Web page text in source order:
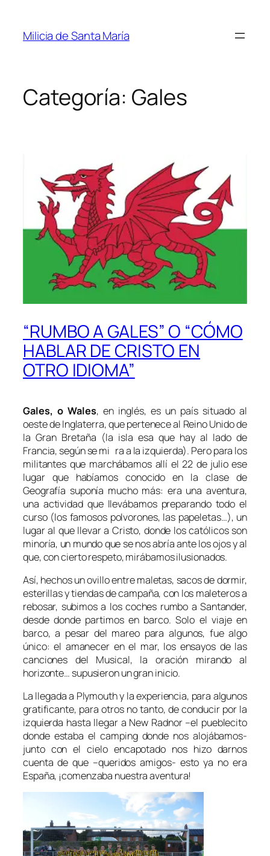
contenido
Milicia de Santa María
Categoría: Gales
“RUMBO A GALES” O “CÓMO
HABLAR DE CRISTO EN
OTRO IDIOMA”
Gales, o Wales, en inglés, es un país situado al
oeste de Inglaterra, que pertenece al Reino Unido de
la Gran Bretaña (la isla esa que hay al lado de
Francia, según se mi ra a la izquierda). Pero para los
militantes que marchábamos allí el 22 de julio ese
lugar que habíamos conocido en la clase de
Geografía suponía mucho más: era una aventura,
una actividad que llevábamos preparando todo el
curso (los famosos polvorones, las papeletas…), un
lugar al que llevar a Cristo, donde los católicos son
minoría, un mundo que se nos abría ante los ojos y al
que, con cierto respeto, mirábamos ilusionados.
Así, hechos un ovillo entre maletas, sacos de dormir,
esterillas y tiendas de campaña, con los maleteros a
rebosar, subimos a los coches rumbo a Santander,
desde donde partimos en barco. Solo el viaje en
barco, a pesar del mareo para algunos, fue algo
único: el amanecer en el mar, los ensayos de las
canciones del Musical, la oración mirando al
horizonte… supusieron un gran inicio.
La llegada a Plymouth y la experiencia, para algunos
gratificante, para otros no tanto, de conducir por la
izquierda hasta llegar a New Radnor –el pueblecito
donde estaba el camping donde nos alojábamos-
junto con el cielo encapotado nos hizo darnos
cuenta de que –queridos amigos- esto ya no era
España, ¡comenzaba nuestra aventura!